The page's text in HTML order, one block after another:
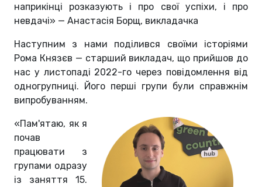
наприкінці розказують і про свої успіхи, і про
невдачі» — Анастасія Борщ, викладачка
Наступним з нами поділився своїми історіями
Рома Князєв — старший викладач, що прийшов до
нас у листопаді 2022-го через повідомлення від
одногрупниці. Його перші групи були справжнім
випробуванням.
«Пам'ятаю, як я
почав
працювати з
групами одразу
із заняття 15.